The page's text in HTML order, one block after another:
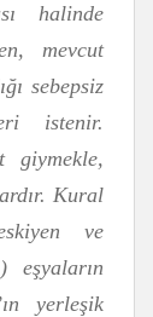
halinde
mevcut
sebepsiz
istenir.
giymekle,
Kural
ve
eşyaların
yerleşik